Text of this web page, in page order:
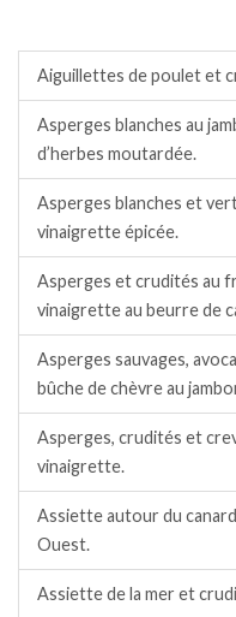
Aiguillettes de poulet et
Asperges blanches au
d’herbes moutardée.
Asperges blanches et
vinaigrette épicée.
Asperges et crudités au
vinaigrette au beurre de
Asperges sauvages,
bûche de chèvre au
Asperges, crudités et
vinaigrette.
Assiette autour du
Ouest.
Assiette de la mer et